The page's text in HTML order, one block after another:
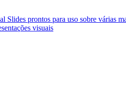
Slides prontos para uso sobre várias
visuais